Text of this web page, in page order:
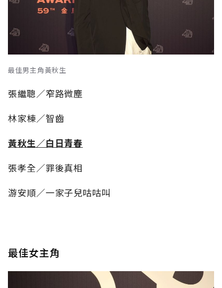
最佳男主角黃秋生
張繼聰／窄路微塵
林家棟／智齒
黃秋生／白日青春
張孝全／罪後真相
游安順／一家子兒咕咕叫
最佳女主角